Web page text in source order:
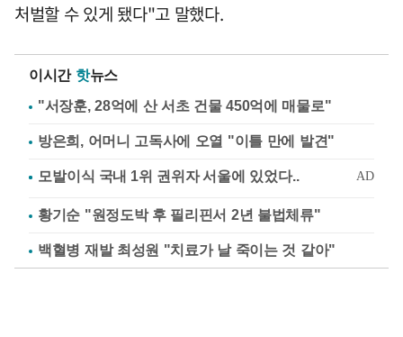
처벌할 수 있게 됐다"고 말했다.
이시간 핫뉴스
"서장훈, 28억에 산 서초 건물 450억에 매물로"
방은희, 어머니 고독사에 오열 "이틀 만에 발견"
황기순 "원정도박 후 필리핀서 2년 불법체류"
백혈병 재발 최성원 "치료가 날 죽이는 것 같아"